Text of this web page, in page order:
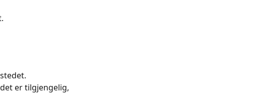
er tilgjengelig,